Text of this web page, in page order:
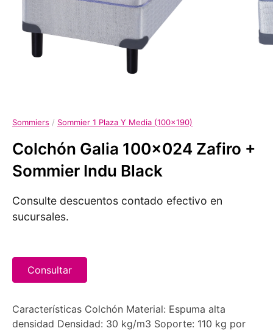
Sommiers / Sommier 1 Plaza Y Media (100x190)
Colchón Galia 100x024 Zafiro +
Sommier Indu Black
Consulte descuentos contado efectivo en
sucursales.
Consultar
Características Colchón Material: Espuma alta
densidad Densidad: 30 kg/m3 Soporte: 110 kg por